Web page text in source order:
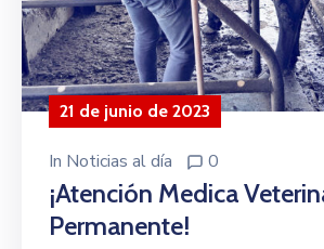
21 de junio de 2023
In Noticias al día 0
¡Atención Medica
Permanente!